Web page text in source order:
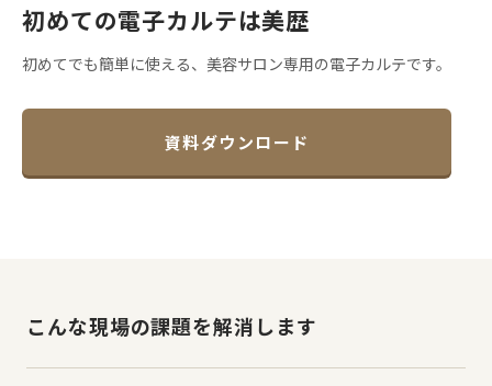
初めての電子カルテは美歴
初めてでも簡単に使える、 美容サロン専用の電子カルテです。
資料ダウンロード
こんな現場の課題を解消します